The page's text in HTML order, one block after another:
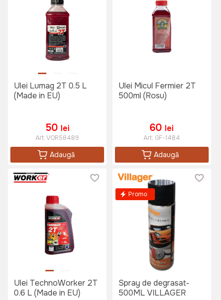
Ulei Lumag 2T 0.5 L
(Made in EU)
50 lei
Art:VOR58489
Adaugă
Ulei Micul Fermier 2T
500ml (Rosu)
60 lei
Art: GF-1484
Adaugă
Ulei TechnoWorker 2T
0.6 L (Made in EU)
Promo
Spray de degrasat-
500ML VILLAGER